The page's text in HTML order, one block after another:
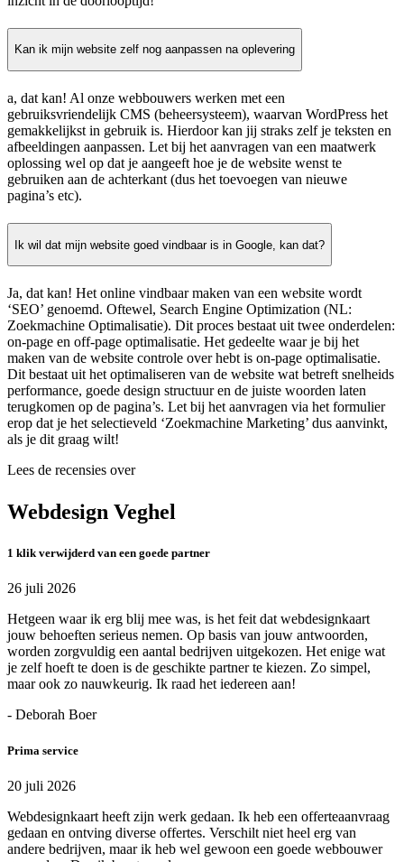
Kan ik mijn website zelf nog aanpassen na oplevering
a, dat kan! Al onze webbouwers werken met een
gebruiksvriendelijk CMS (beheersysteem), waarvan WordPress het
gemakkelijkst in gebruik is. Hierdoor kan jij straks zelf je teksten en
afbeeldingen aanpassen. Let bij het aanvragen van een maatwerk
oplossing wel op dat je aangeeft hoe je de website wenst te
gebruiken aan de achterkant (dus het toevoegen van nieuwe
pagina’s etc).
Ik wil dat mijn website goed vindbaar is in Google, kan dat?
Ja, dat kan! Het online vindbaar maken van een website wordt
‘SEO’ genoemd. Oftewel, Search Engine Optimization (NL:
Zoekmachine Optimalisatie). Dit proces bestaat uit twee onderdelen:
on-page en off-page optimalisatie. Het gedeelte waar je bij het
maken van de website controle over hebt is on-page optimalisatie.
Dit bestaat uit het optimaliseren van de website wat betreft snelheids
performance, goede design structuur en de juiste woorden laten
terugkomen op de pagina’s. Let bij het aanvragen via het formulier
erop dat je het selectieveld ‘Zoekmachine Marketing’ dus aanvinkt,
als je dit graag wilt!
Lees de recensies over
Webdesign Veghel
1 klik verwijderd van een goede partner
26 juli 2026
Hetgeen waar ik erg blij mee was, is het feit dat webdesignkaart
jouw behoeften serieus nemen. Op basis van jouw antwoorden,
worden zorgvuldig een aantal bedrijven uitgekozen. Het enige wat
je zelf hoeft te doen is de geschikte partner te kiezen. Zo simpel,
maar ook zo nauwkeurig. Ik raad het iedereen aan!
- Deborah Boer
Prima service
20 juli 2026
Webdesignkaart heeft zijn werk gedaan. Ik heb een offerteaanvraag
gedaan en ontving diverse offertes. Verschilt niet heel erg van
andere bedrijven, maar ik heb wel gewoon een goede webbouwer